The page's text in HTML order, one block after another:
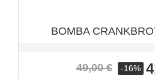
BOMBA
Precio
49,00 € -16%